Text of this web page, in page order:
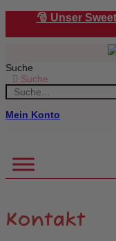
springen
🎅 Unser
Suche
Suche
Mein Konto
Kontakt